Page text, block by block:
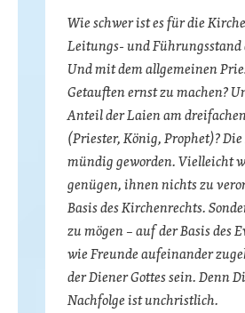
Wie schwer ist es für die
Leitungs- und Führungsstand
Und mit dem allgemeinen
Getauften ernst zu machen?
Anteil der Laien am
(Priester, König, Prophet)?
mündig geworden. Vielleicht
genügen, ihnen nichts zu
Basis des Kirchenrechts.
zu mögen – auf der Basis des
wie Freunde aufeinander
der Diener Gottes sein. Denn
Nachfolge ist unchristlich.